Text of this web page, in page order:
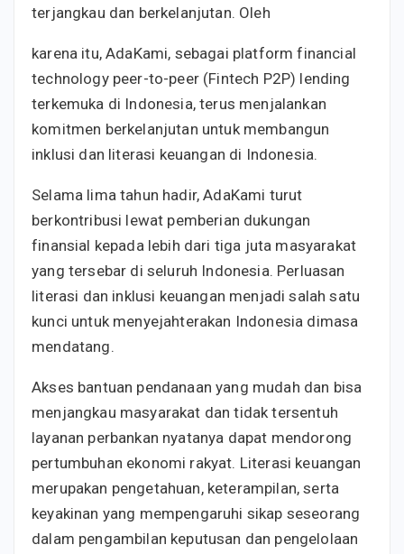
terjangkau dan berkelanjutan. Oleh
karena itu, AdaKami, sebagai platform financial
technology peer-to-peer (Fintech P2P) lending
terkemuka di Indonesia, terus menjalankan
komitmen berkelanjutan untuk membangun
inklusi dan literasi keuangan di Indonesia.
Selama lima tahun hadir, AdaKami turut
berkontribusi lewat pemberian dukungan
finansial kepada lebih dari tiga juta masyarakat
yang tersebar di seluruh Indonesia. Perluasan
literasi dan inklusi keuangan menjadi salah satu
kunci untuk menyejahterakan Indonesia dimasa
mendatang.
Akses bantuan pendanaan yang mudah dan bisa
menjangkau masyarakat dan tidak tersentuh
layanan perbankan nyatanya dapat mendorong
pertumbuhan ekonomi rakyat. Literasi keuangan
merupakan pengetahuan, keterampilan, serta
keyakinan yang mempengaruhi sikap seseorang
dalam pengambilan keputusan dan pengelolaan